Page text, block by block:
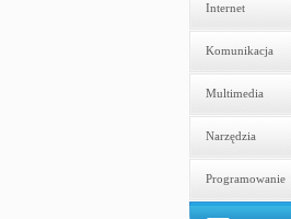
Internet
Komunikacja
Multimedia
Narzędzia
Programowanie